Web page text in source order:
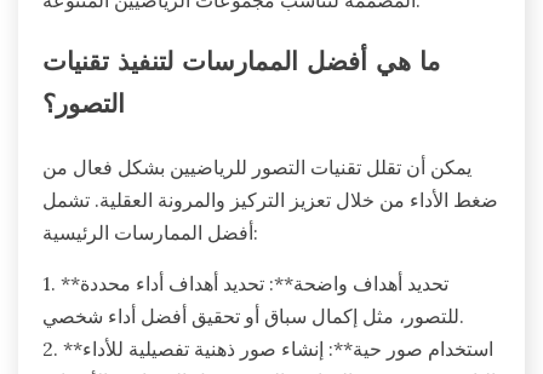
ما هي أفضل الممارسات لتنفيذ تقنيات
التصور؟
يمكن أن تقلل تقنيات التصور للرياضيين بشكل فعال من
ضغط الأداء من خلال تعزيز التركيز والمرونة العقلية. تشمل
أفضل الممارسات الرئيسية:
1. **تحديد أهداف واضحة**: تحديد أهداف أداء محددة
للتصور، مثل إكمال سباق أو تحقيق أفضل أداء شخصي.
2. **استخدام صور حية**: إنشاء صور ذهنية تفصيلية للأداء